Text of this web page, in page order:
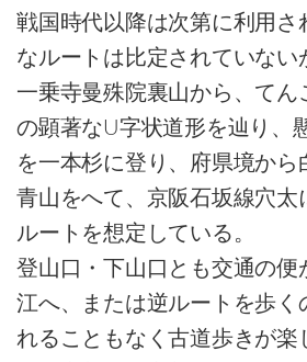
戦国時代以降は次第に利用さ
なルートは比定されていない
一乗寺曼殊院裏山から、てん
の顕著なU字状道形を辿り、
を一本杉に登り、府県境から
青山をへて、京阪石坂線穴太
ルートを想定している。
登山口・下山口とも交通の便
江へ、または逆ルートを歩く
れることもなく古道歩きが楽